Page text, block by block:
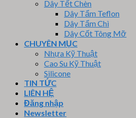
Dây Tết Chèn
Dây Tẩm Teflon
Dây Tẩm Chì
Dây Cốt Tông Mỡ
CHUYÊN MỤC
Nhựa Kỹ Thuật
Cao Su Kỹ Thuật
Silicone
TIN TỨC
LIÊN HỆ
Đăng nhập
Newsletter